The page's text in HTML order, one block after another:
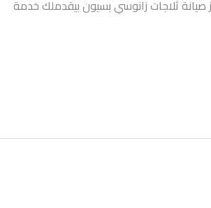
ثلاجات زانوسي بسيون بيقدملك خدمة